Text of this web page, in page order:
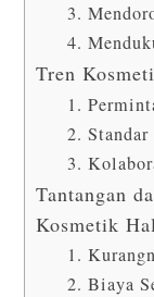
3.
4.
Tren
1.
2.
3.
Tantangan
Kosmetik
1.
2. Biaya